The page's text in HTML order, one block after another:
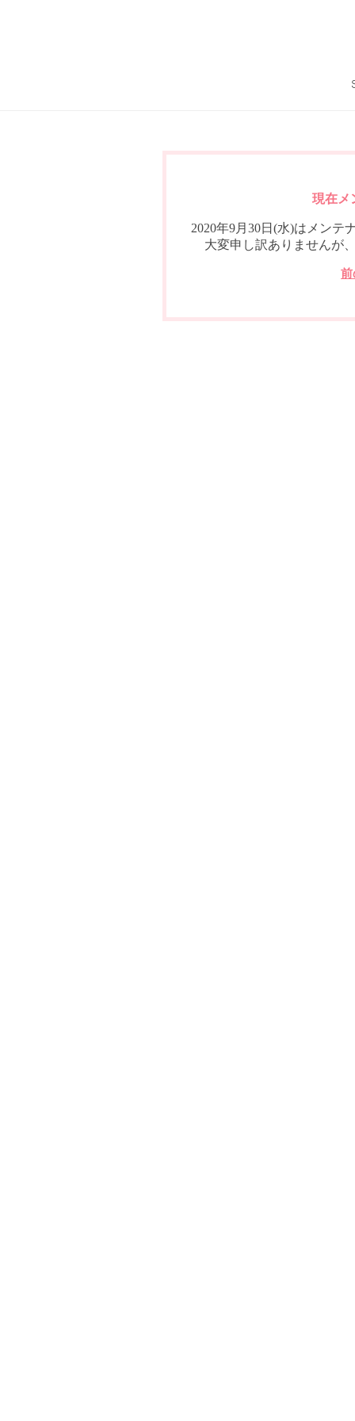
現在メ
2020年9月30日(水)はメンテ
大変申し訳ありませんが
前